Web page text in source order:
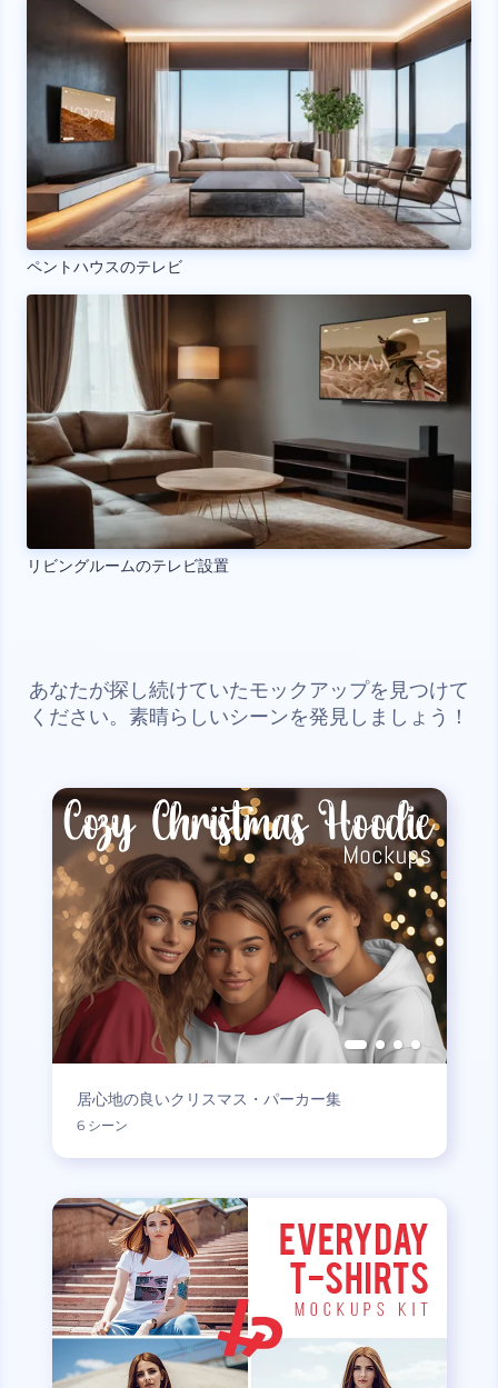
ペントハウスのテレビ
リビングルームのテレビ設置
あなたが探し続けていたモックアップを見つけて
ください。素晴らしいシーンを発見しましょう！
居心地の良いクリスマス・パーカー集
6 シーン